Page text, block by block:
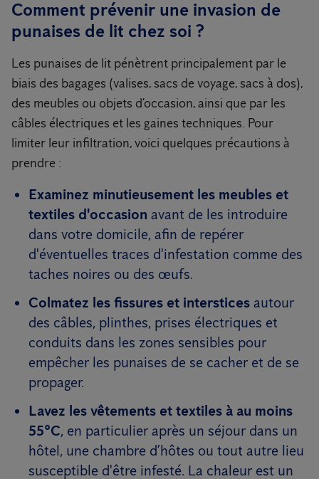
Comment prévenir une invasion de
punaises de lit chez soi ?
Les punaises de lit pénètrent principalement par le
biais des bagages (valises, sacs de voyage, sacs à dos),
des meubles ou objets d’occasion, ainsi que par les
câbles électriques et les gaines techniques. Pour
limiter leur infiltration, voici quelques précautions à
prendre :
Examinez minutieusement les meubles et
textiles d'occasion avant de les introduire
dans votre domicile, afin de repérer
d'éventuelles traces d'infestation comme des
taches noires ou des œufs.
Colmatez les fissures et interstices autour
des câbles, plinthes, prises électriques et
conduits dans les zones sensibles pour
empêcher les punaises de se cacher et de se
propager.
Lavez les vêtements et textiles à au moins
55°C, en particulier après un séjour dans un
hôtel, une chambre d’hôtes ou tout autre lieu
susceptible d'être infesté. La chaleur est un